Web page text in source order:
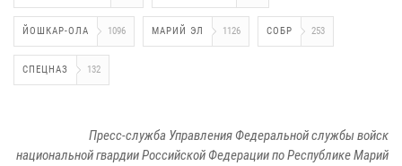
ЙОШКАР-ОЛА 1096 МАРИЙ ЭЛ 1126 СОБР 253
СПЕЦНАЗ 132
Пресс-служба Управления Федеральной службы войск
национальной гвардии Российской Федерации по Республике Марий